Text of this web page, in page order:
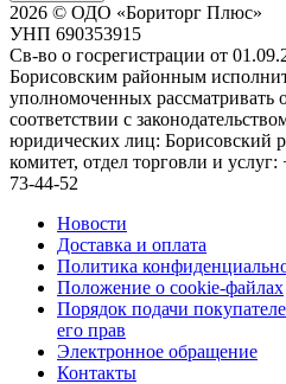
2026 © ОДО «Бориторг Плюс»
УНП 690353915
Св-во о госрегистрации от
Борисовским районным
уполномоченных рассматривать
соответствии с
юридических лиц: Борисовский
комитет, отдел торговли и
73-44-52
Новости
Доставка и оплата
Политика
Положение о cookie-файлах
Порядок подачи
его прав
Электронное обращение
Контакты